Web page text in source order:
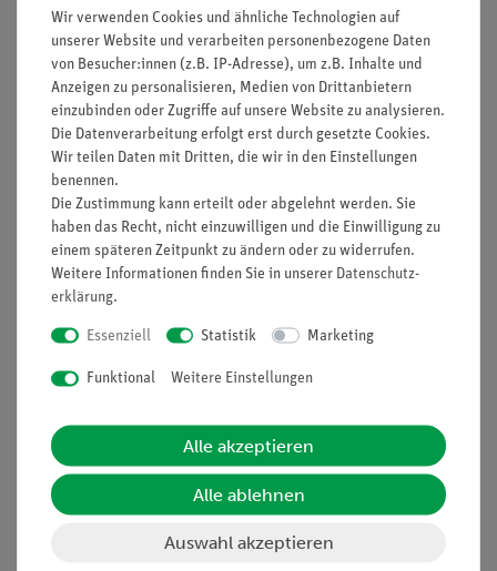
Informationen
Unternehmen
Projekte und Lösungen
Presse
Stellenangebote
Kontakt
Hinweisgeberschutz
AGB
Service
Übersicht Service
Inventarisierungs- &
Einräumservice
Inbetriebnahme & Schulungen
Download &
Support
Social Media
Wir verwenden Cookies und ähnliche Technologien auf
unserer Website und verarbeiten personenbezogene Daten
von Besucher:innen (z.B. IP-Adresse), um z.B. Inhalte und
Anzeigen zu personalisieren, Medien von Drittanbietern
einzubinden oder Zugriffe auf unsere Website zu analysieren.
Die Datenverarbeitung erfolgt erst durch gesetzte Cookies.
Wir teilen Daten mit Dritten, die wir in den Einstellungen
benennen.
Die Zustimmung kann erteilt oder abgelehnt werden. Sie
haben das Recht, nicht einzuwilligen und die Einwilligung zu
einem späteren Zeitpunkt zu ändern oder zu widerrufen.
Weitere Informationen finden Sie in unserer Daten­schutz­
erklärung.
Essenziell Statistik Marketing
Funktional Weitere Einstellungen
Alle akzeptieren
Alle ablehnen
Auswahl akzeptieren